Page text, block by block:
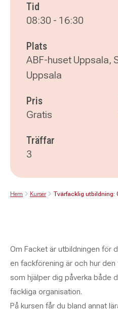
Tid
08:30 - 16:30
Plats
ABF-huset Uppsala,
Uppsala
Pris
Gratis
Träffar
3
Hem Kurser Tvärfacklig utbildning:
Om Facket är utbildningen för
en fackförening är och hur den
som hjälper dig påverka både
fackliga organisation.
På kursen får du bland annat